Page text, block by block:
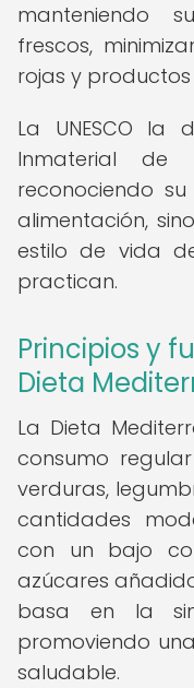
manteniendo
frescos,
rojas y
La UNESCO la
Inmaterial de
reconociendo
alimentación,
estilo de vida
practican.
Principios y
Dieta
La Dieta
consumo
verduras,
cantidades
con un bajo
azúcares
basa en la
promoviendo
saludable.